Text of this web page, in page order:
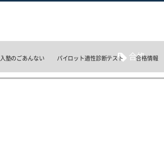
入塾のごあんない パイロット適性診断テスト 合格情報
合格